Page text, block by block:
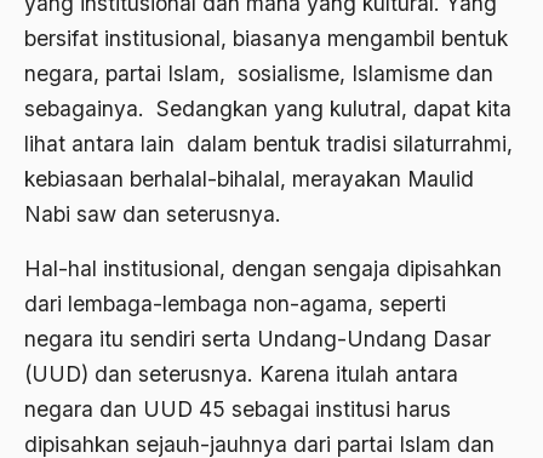
bersifat institusional, biasanya mengambil bentuk
negara, partai Islam, sosialisme, Islamisme dan
sebagainya. Sedangkan yang kulutral, dapat kita
lihat antara lain dalam bentuk tradisi silaturrahmi,
kebiasaan berhalal-bihalal, merayakan Maulid
Nabi saw dan seterusnya.
Hal-hal institusional, dengan sengaja dipisahkan
dari lembaga-lembaga non-agama, seperti
negara itu sendiri serta Undang-Undang Dasar
(UUD) dan seterusnya. Karena itulah antara
negara dan UUD 45 sebagai institusi harus
dipisahkan sejauh-jauhnya dari partai Islam dan
Ahmad Dhani
Ahmad Hasan Rurbi
Ahmad Khomeini
Ahmad Syafi’i Ma’arif
Ahmad Tirtisudiro
Ahmad Wahid
Ahmadiyah
AIDS
Airport